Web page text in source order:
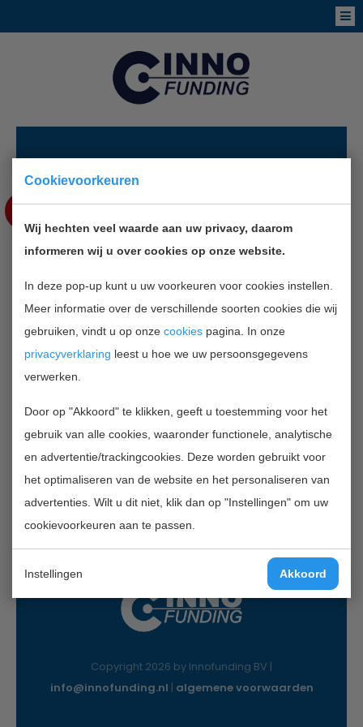
Cookievoorkeuren
Wij hechten veel waarde aan uw privacy, daarom
informeren wij u over cookies op onze website.
In deze pop-up kunt u uw voorkeuren voor cookies instellen.
Meer informatie over de verschillende soorten cookies die wij
gebruiken, vindt u op onze cookies pagina. In onze
privacyverklaring leest u hoe we uw persoonsgegevens
verwerken.
Door op "Akkoord" te klikken, geeft u toestemming voor het
gebruik van alle cookies, waaronder functionele, analytische
en advertentie/trackingcookies. Deze worden gebruikt voor
het optimaliseren van de website en het personaliseren van
advertenties. Wilt u dit niet, klik dan op "Instellingen" om uw
cookievoorkeuren aan te passen.
Instellingen Akkoord
SEP
ICT VAKDAGEN VENRAY
InnoFunding B.V.
Nieuwe Gracht 7
2011 NB Haarlem
Mail:info@innofunding.nl
Copyright 2026 by Innofunding BV |
info@innofunding.nl | algemene voorwaarden